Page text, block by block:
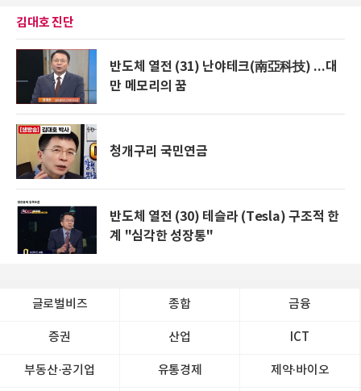
김대호 진단
반도체 열전 (31) 난야테크(南亞科技) ...대
만 메모리의 꿈
청개구리 국민연금
반도체 열전 (30) 테슬라 (Tesla) 구조적 한
계 "심각한 성장통"
글로벌비즈 종합 금융
증권 산업 ICT
부동산·공기업 유통경제 제약∙바이오